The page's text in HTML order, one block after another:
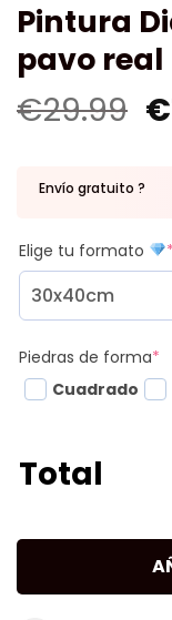
Pintura
pavo real
€29.99 €
Envío gratuito ?
Elige tu formato *
Piedras de forma*
Cuadrado
Total